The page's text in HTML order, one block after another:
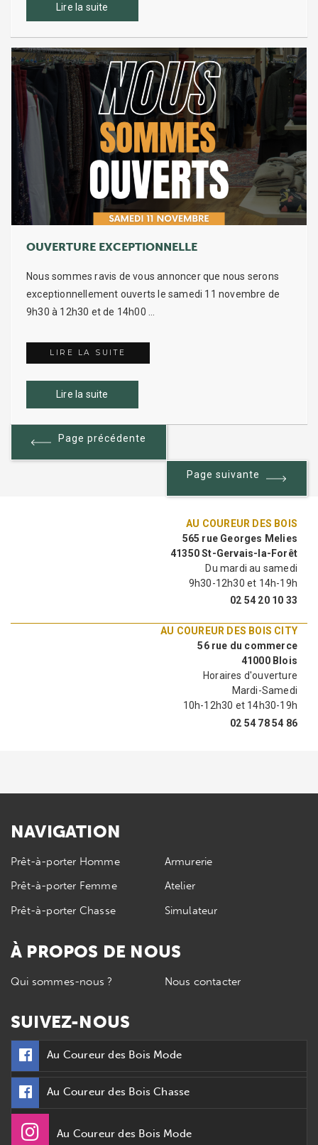
Lire la suite
OUVERTURE EXCEPTIONNELLE
Nous sommes ravis de vous annoncer que nous serons
exceptionnellement ouverts le samedi 11 novembre de
9h30 à 12h30 et de 14h00 …
LIRE LA SUITE
Lire la suite
NAVIGATION
Page précédente
Page suivante
AU COUREUR DES BOIS
565 rue Georges Melies
41350 St-Gervais-la-Forêt
Du mardi au samedi
9h30-12h30 et 14h-19h
02 54 20 10 33
AU COUREUR DES BOIS CITY
56 rue du commerce
41000 Blois
Horaires d'ouverture
Mardi-Samedi
10h-12h30 et 14h30-19h
02 54 78 54 86
NAVIGATION
Prêt-à-porter Homme
Prêt-à-porter Femme
Prêt-à-porter Chasse
Armurerie
Atelier
Simulateur
À PROPOS DE NOUS
Qui sommes-nous ? Nous contacter
SUIVEZ-NOUS
Au Coureur des Bois Mode
Au Coureur des Bois Chasse
Au Coureur des Bois Mode